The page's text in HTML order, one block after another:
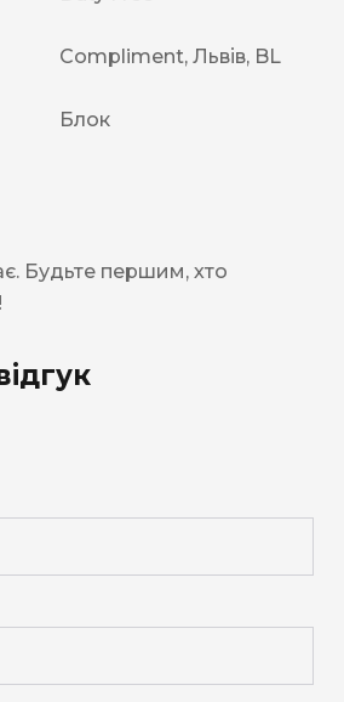
Compliment, Львів, BL
Блок
Будьте першим, хто